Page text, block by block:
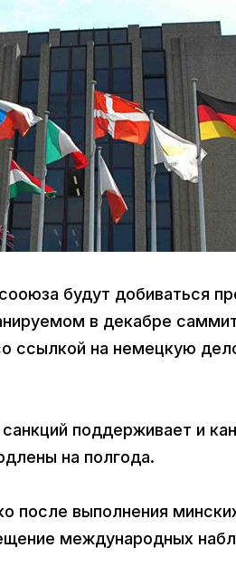
будут добиваться
в декабре
ссылкой на немецкую
поддерживает и
на полгода.
после выполнения
международных